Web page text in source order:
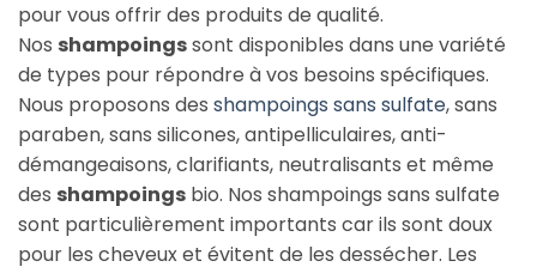
pour vous offrir des produits de qualité.
Nos shampoingssont disponibles dans une variété
de types pour répondre à vos besoins spécifiques.
Nous proposons des shampoings sans sulfate, sans
paraben, sans silicones, antipelliculaires, anti-
démangeaisons, clarifiants, neutralisants et même
des shampoings bio. Nos shampoings sans sulfate
sont particulièrement importants car ils sont doux
pour les cheveux et évitent de les dessécher. Les